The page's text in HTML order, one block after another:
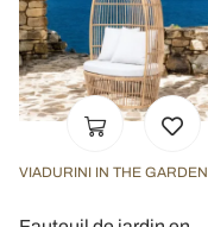
VIADURINI IN THE GARDEN